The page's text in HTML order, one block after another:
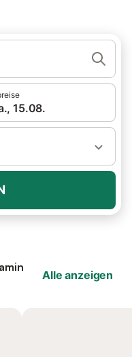
15.08.
Alle anzeigen